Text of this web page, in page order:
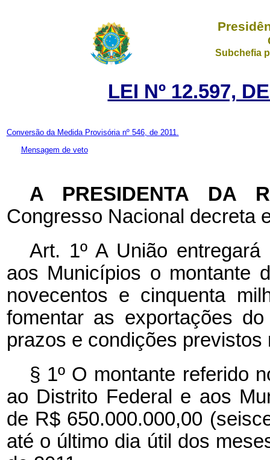
Subchefia
LEI Nº 12.597,
Conversão da Medida Provisória nº 546, de 2011.
Mensagem de veto
A PRESIDENTA DA
Congresso Nacional decreta
Art. 1º A União
aos Municípios o montante
novecentos e cinquenta
fomentar as exportações
prazos e condições previstos
§ 1º O montante referido
ao Distrito Federal e aos
de R$ 650.000.000,00
até o último dia útil dos